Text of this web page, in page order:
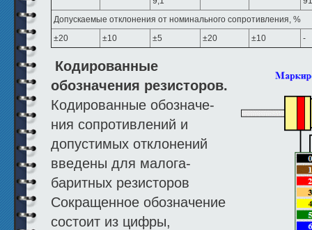
Допускаемые отклонения от номинального сопротивления, %
±20
±10 ±5 ±20 ±10 -
Кодированные
обозначения резисторов.
Кодированные обозначе­
ния сопротивлений и
допустимых отклонений
введены для малога­
баритных резисторов
Сокращенное обозначение
состоит из цифры,